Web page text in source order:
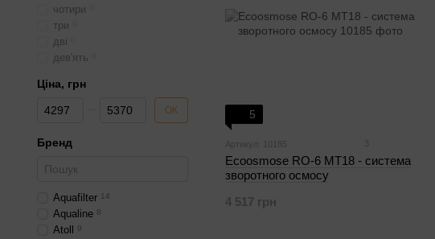
5
Артикул: 10185
Ecoosmose RO-6 МТ18 - система
зворотного осмосу
4 517 грн
чотири
три
дві
дев'ять
Ціна, грн
Від Ціна, грн
До Ціна, грн ОК
Бренд
Aquafilter 14
Aqualine 8
Atoll 9